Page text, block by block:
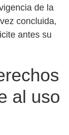
de la
concluida,
antes su
al uso